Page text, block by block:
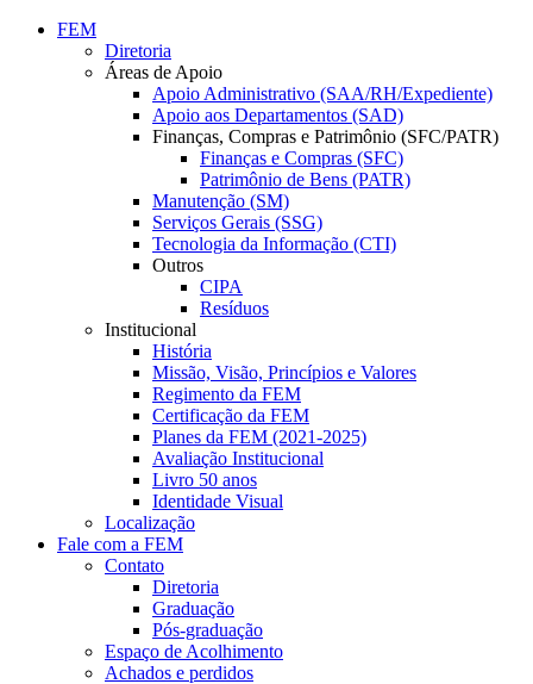
Conteúdo principal
FEM
Diretoria
Áreas de Apoio
Apoio Administrativo (SAA/RH/Expediente)
Apoio aos Departamentos (SAD)
Finanças, Compras e Patrimônio (SFC/PATR)
Finanças e Compras (SFC)
Patrimônio de Bens (PATR)
Manutenção (SM)
Serviços Gerais (SSG)
Tecnologia da Informação (CTI)
Outros
CIPA
Resíduos
Institucional
História
Missão, Visão, Princípios e Valores
Regimento da FEM
Certificação da FEM
Planes da FEM (2021-2025)
Avaliação Institucional
Livro 50 anos
Identidade Visual
Localização
Fale com a FEM
Contato
Diretoria
Graduação
Pós-graduação
Espaço de Acolhimento
Achados e perdidos